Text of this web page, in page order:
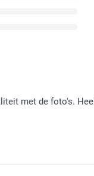
met de foto's. Heel